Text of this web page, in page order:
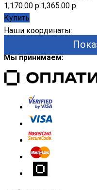
1,170.00 р.1,365.00 р.
Купить
Наши координаты:
Мы принимаем: